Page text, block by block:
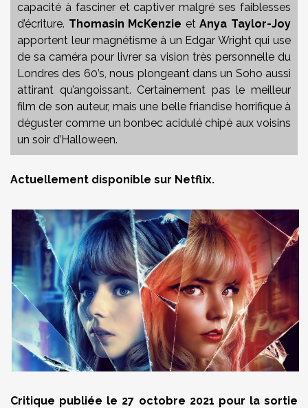
capacité à fasciner et captiver malgré ses faiblesses
d’écriture. Thomasin McKenzie etAnya Taylor-Joy
apportent leur magnétisme à un Edgar Wright qui use
de sa caméra pour livrer sa vision très personnelle du
Londres des 60’s, nous plongeant dans un Soho aussi
attirant qu’angoissant. Certainement pas le meilleur
film de son auteur, mais une belle friandise horrifique à
déguster comme un bonbec acidulé chipé aux voisins
un soir d’Halloween.
Actuellement disponible sur Netflix.
Critique publiée le 27 octobre 2021 pour la sortie